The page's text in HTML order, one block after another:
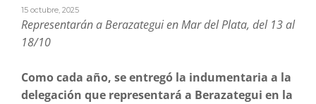
15 octubre, 2025
Representarán a Berazategui en Mar del Plata, del 13 al
18/10
Como cada año, se entregó la indumentaria a la
delegación que representará a Berazategui en la